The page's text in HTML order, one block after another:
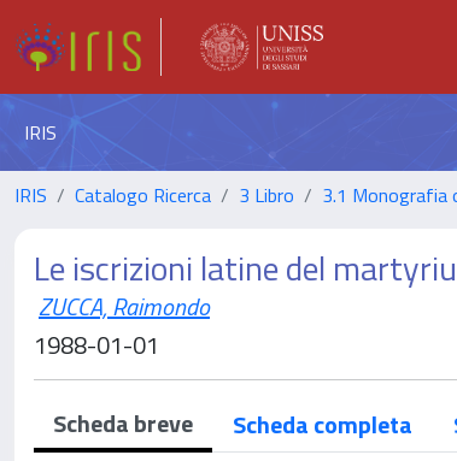
IRIS
IRIS Catalogo Ricerca 3 Libro 3.1
Le iscrizioni latine del
ZUCCA, Raimondo
1988-01-01
Scheda breve Scheda completa